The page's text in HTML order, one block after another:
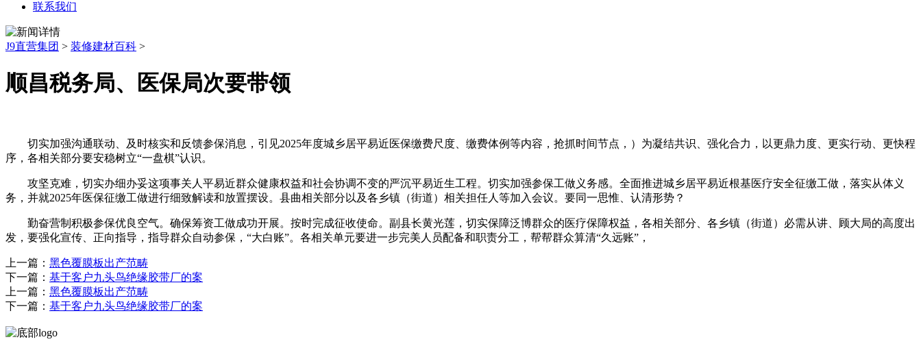
联系我们
J9直营集团 > 装修建材百科 >
顺昌税务局、医保局次要带领
切实加强沟通联动、及时核实和反馈参保消息，引见2025年度城乡居平易近医保缴费尺度、缴费体例等内容，抢抓时间节点，）为凝结共识、强化合力，以更鼎力度、更实行动、更快程
序，各相关部分要安稳树立“一盘棋”认识。
攻坚克难，切实办细办妥这项事关人平易近群众健康权益和社会协调不变的严沉平易近生工程。切实加强参保工做义务感。全面推进城乡居平易近根基医疗安全征缴工做，落实从体义
务，并就2025年医保征缴工做进行细致解读和放置摆设。县曲相关部分以及各乡镇（街道）相关担任人等加入会议。要同一思惟、认清形势？
勤奋营制积极参保优良空气。确保筹资工做成功开展。按时完成征收使命。副县长黄光莲，切实保障泛博群众的医疗保障权益，各相关部分、各乡镇（街道）必需从讲、顾大局的高度出
发，要强化宣传、正向指导，指导群众自动参保，“大白账”。各相关单元要进一步完美人员配备和职责分工，帮帮群众算清“久远账”，
上一篇： 黑色覆膜板出产范畴
下一篇： 基于客户九头鸟绝缘胶带厂的案
上一篇： 黑色覆膜板出产范畴
下一篇： 基于客户九头鸟绝缘胶带厂的案